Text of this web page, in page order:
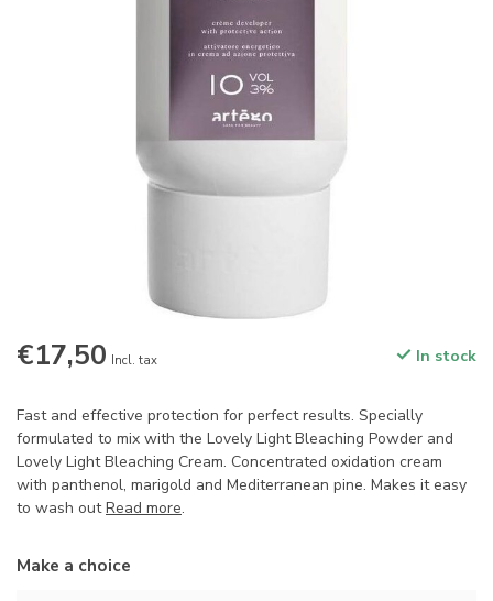
€17,50 Incl. tax In stock
Fast and effective protection for perfect results. Specially
formulated to mix with the Lovely Light Bleaching Powder and
Lovely Light Bleaching Cream. Concentrated oxidation cream
with panthenol, marigold and Mediterranean pine. Makes it easy
to wash outRead more.
Make a choice